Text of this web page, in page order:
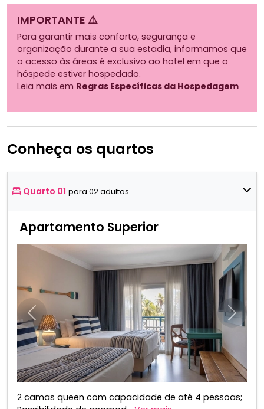
IMPORTANTE ⚠️
Para garantir mais conforto, segurança e
organização durante a sua estadia, informamos que
o acesso às áreas é exclusivo ao hotel em que o
hóspede estiver hospedado.
Leia mais em Regras Específicas da Hospedagem
Conheça os quartos
Quarto 01 para 02 adultos
Apartamento Superior
Anterior
2 camas queen com capacidade de até 4 pessoas;